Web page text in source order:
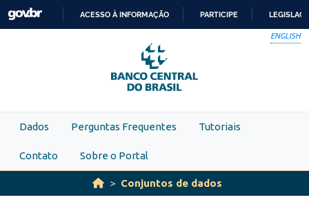
Skip to main content
PARA
O
CONTEÚDO
ACESSO À INFORMAÇÃO PARTICIPE
ENGLISH
Dados Perguntas Frequentes Tutoriais
Contato Sobre o Portal
Conjuntos de dados